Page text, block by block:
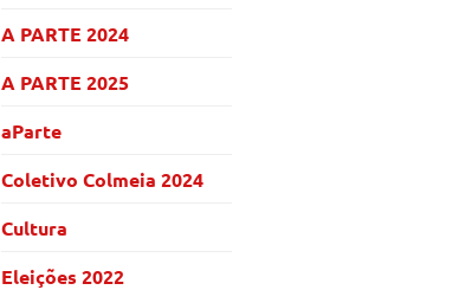
A PARTE 2024
A PARTE 2025
aParte
Coletivo Colmeia 2024
Cultura
Eleições 2022